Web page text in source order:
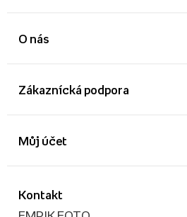
O nás
Zákaznícká podpora
Kontakt
Můj účet